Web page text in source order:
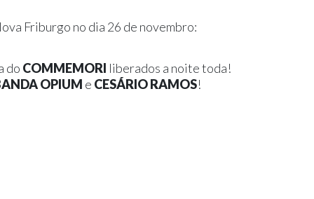
Friburgo no dia 26 de novembro:
do COMMEMORI liberados a noite toda!
OPIUM e CESÁRIO RAMOS!